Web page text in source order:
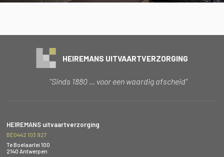
HEIREMANS UITVAARTVERZORGING
"Sinds 1880 … voor een waardig afscheid"
HEIREMANS uitvaartverzorging
BE0442 103 927
Te Boelaarlei 100
2140 Antwerpen